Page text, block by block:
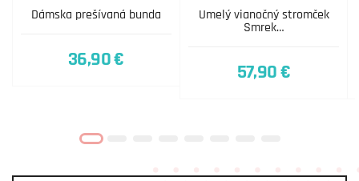
Dámska prešívaná bunda
36,90 €
Umelý vianočný stromček
Smrek…
57,90 €